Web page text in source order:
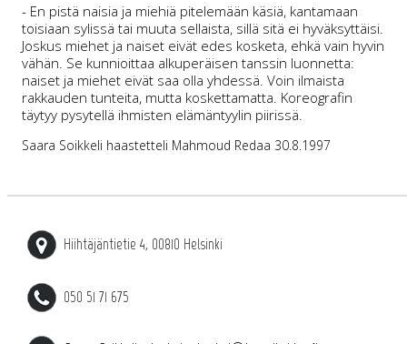
- En pistä naisia ja miehiä pitelemään käsiä, kantamaan
toisiaan sylissä tai muuta sellaista, sillä sitä ei hyväksyttäisi.
Joskus miehet ja naiset eivät edes kosketa, ehkä vain hyvin
vähän. Se kunnioittaa alkuperäisen tanssin luonnetta:
naiset ja miehet eivät saa olla yhdessä. Voin ilmaista
rakkauden tunteita, mutta koskettamatta. Koreografin
täytyy pysytellä ihmisten elämäntyylin piirissä.
Saara Soikkeli haastetteli Mahmoud Redaa 30.8.1997
Hiihtäjäntietie 4, 00810 Helsinki
050 51 71 675